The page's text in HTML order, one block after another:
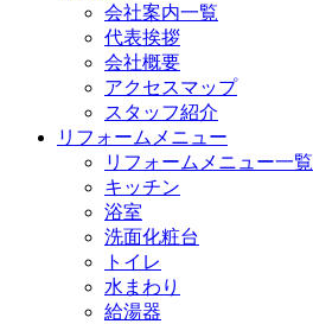
会社案内一覧
代表挨拶
会社概要
アクセスマップ
スタッフ紹介
リフォームメニュー
リフォームメニュー一覧
キッチン
浴室
洗面化粧台
トイレ
水まわり
給湯器